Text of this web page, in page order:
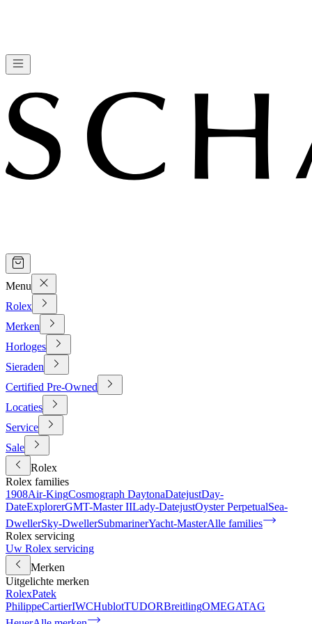
Menu
Rolex
Merken
Horloges
Sieraden
Certified Pre-Owned
Locaties
Service
Sale
Rolex
Rolex families
1908Air-KingCosmograph DaytonaDatejustDay-
DateExplorerGMT-Master IILady-DatejustOyster PerpetualSea-
DwellerSky-DwellerSubmarinerYacht-MasterAlle families
Rolex servicing
Uw Rolex servicing
Merken
Uitgelichte merken
RolexPatek
PhilippeCartierIWCHublotTUDORBreitlingOMEGATAG